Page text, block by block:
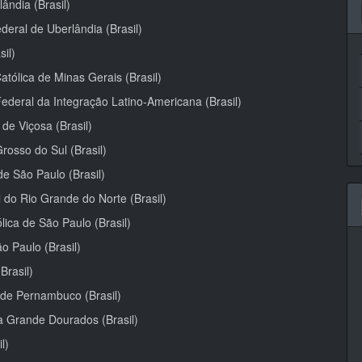
(Brasil)
de Uberlândia (Brasil)
de Minas Gerais (Brasil)
da Integração Latino-Americana (Brasil)
Viçosa (Brasil)
do Sul (Brasil)
São Paulo (Brasil)
Rio Grande do Norte (Brasil)
de São Paulo (Brasil)
Paulo (Brasil)
Pernambuco (Brasil)
Grande Dourados (Brasil)